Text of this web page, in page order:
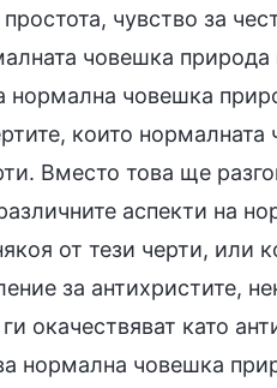
чувство за
човешка природа
нормална човешка
които
Вместо това ще
аспекти на
от тези черти, или
за антихристите,
окачествяват като
нормална човешка